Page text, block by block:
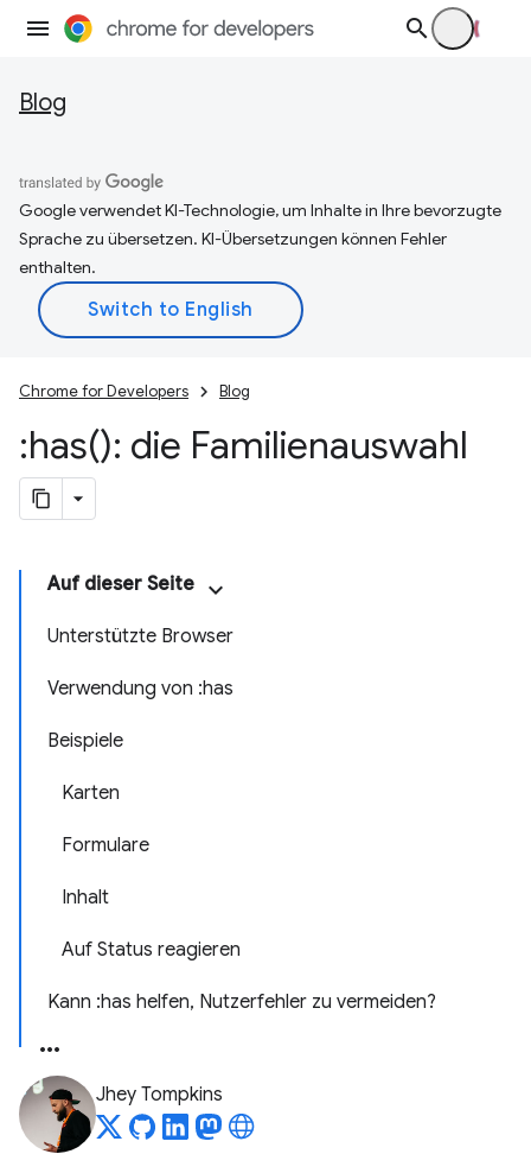
Blog
Google verwendet KI-Technologie, um Inhalte in Ihre bevorzugte
Sprache zu übersetzen. KI-Übersetzungen können Fehler
enthalten.
Chrome for Developers Blog
:has(): die Familienauswahl
Auf dieser Seite
Unterstützte Browser
Verwendung von :has
Beispiele
Karten
Formulare
Inhalt
Auf Status reagieren
Kann :has helfen, Nutzerfehler zu vermeiden?
Jhey Tompkins